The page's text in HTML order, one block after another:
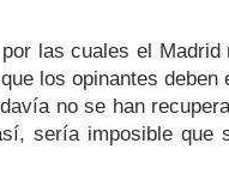
las cuales el Madrid
los opinantes deben
no se han
sería imposible que